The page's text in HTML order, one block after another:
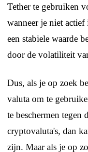
Tether te gebruiken
wanneer je niet
een stabiele waarde
door de volatiliteit
Dus, als je op zoek
valuta om te
te beschermen tegen
cryptovaluta's, dan
zijn. Maar als je op